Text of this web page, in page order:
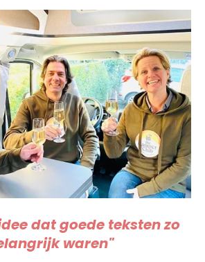
dat goede teksten zo
waren"